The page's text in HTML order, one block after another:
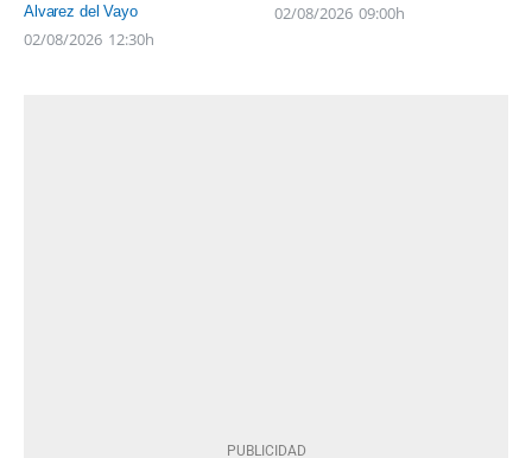
Alvarez del Vayo
02/08/2026 12:30h
02/08/2026 09:00h